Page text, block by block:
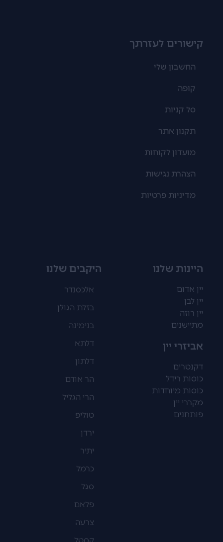
קישורים לעזרתך
החשבון שלי
קופה
סל קניות
תקנון אתר
מועדון לקוחות
הצהרת נגישות
מדיניות פרטיות
היינות שלנו
יין אדום
יין לבן
יין רוזה
מתיישנים
אביזרי יין
דקנטרים
כוסות רידל
כוסות מיוחדות
מקררי יין
פותחנים
היקבים שלנו
אלכסנדר
בזלת הגולן
בנימינה
דלתא
דלתון
הר אודם
הרי הגליל
טוליפ
ירדן
יתיר
כרמל
סגל
פלאם
צרעה
קסטל